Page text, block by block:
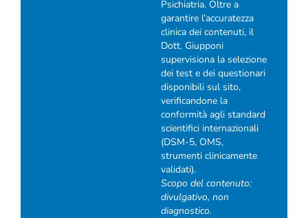
Psichiatria. Oltre a
garantire l’accuratezza
clinica dei contenuti, il
Dott. Giupponi
supervisiona la selezione
dei test e dei questionari
disponibili sul sito,
verificandone la
conformità agli standard
scientifici internazionali
(DSM-5, OMS,
strumenti clinicamente
validati).
Scopo del contenuto:
divulgativo, non
diagnostico.